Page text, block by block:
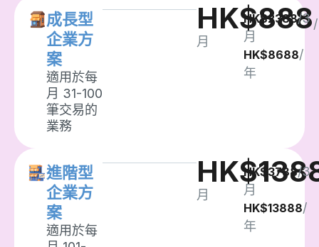
成長型
企業方
案
適用於每
月 31-100
筆交易的
業務
HK$888/
月
HK$2388/3
月
HK$8688/
年
進階型
企業方
案
適用於每
月
HK$3788/3
月
HK$13888/
年